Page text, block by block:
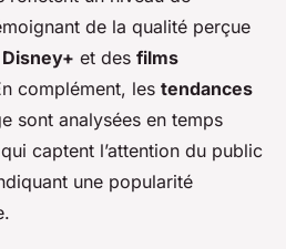
de la qualité perçue
et des films
complément, les tendances
sont analysées en temps
captent l’attention du public
une popularité